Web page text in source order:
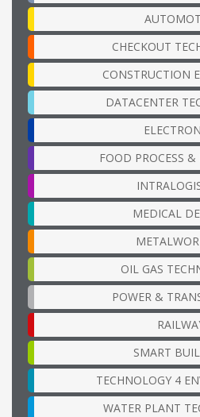
CHECKOUT
CONSTRUCTION
DATACENTER
FOOD PROCESS &
MEDICAL
OIL GAS
POWER &
SMART
TECHNOLOGY 4
WATER PLANT